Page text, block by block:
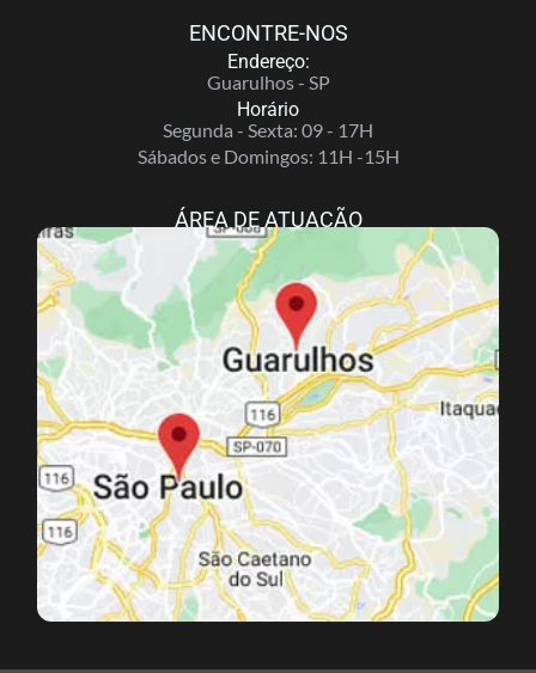
ENCONTRE-NOS
Endereço:
Guarulhos - SP
Horário
Segunda - Sexta: 09 - 17H
Sábados e Domingos: 11H -15H
ÁREA DE ATUAÇÃO